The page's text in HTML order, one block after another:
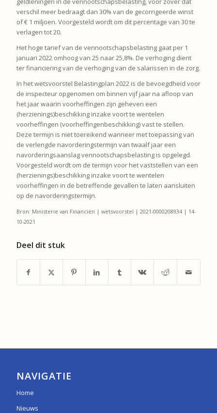
verschil meer bedraagt dan 30% van de gecorrigeerde winst
of € 1 miljoen. Voorgesteld wordt om dit percentage van 30 te
verlagen tot 20.
Het hoge tarief van de vennootschapsbelasting gaat per 1
januari 2022 omhoog van 25 naar 25,8%. De verhoging dient
ter financiering van de verhoging van de salarissen in de zorg.
In het wetsvoorstel Belastingplan 2022 is de bevoegdheid voor
de inspecteur opgenomen om binnen vijf jaar na afloop van
het jaar waarin voorheffingen zijn geheven een
(herzienings)beschikking inzake voort te wentelen
voorheffingen (voorheffingenbeschikking) vast te stellen.
Deze termijn is niet toereikend wanneer met toepassing van
de verlengde navorderingstermijn van twaalf jaar een
navorderingsaanslag vennootschapsbelasting is opgelegd.
Voorgesteld wordt om de termijn voor het vaststellen van een
(herzienings)beschikking inzake voort te wentelen
voorheffingen in de betreffende gevallen te laten aansluiten
op de navorderingstermijn.
Bron: Ministerie van Financiën | wetsvoorstel | 2021-0000208934 | 14-
10-2021
Deel dit stuk
NAVIGATIE
Home
Nieuws